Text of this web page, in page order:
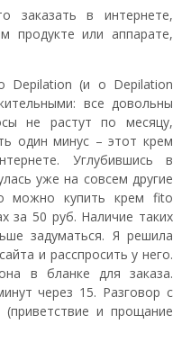
заказать в интернете,
продукте или аппарате,
Depilation (и о Depilation
все довольны
не растут по месяцу,
один минус – этот крем
Углубившись в
уже на совсем другие
можно купить крем fito
за 50 руб. Наличие таких
задуматься. Я решила
и расспросить у него.
в бланке для заказа.
через 15. Разговор с
(приветствие и прощание